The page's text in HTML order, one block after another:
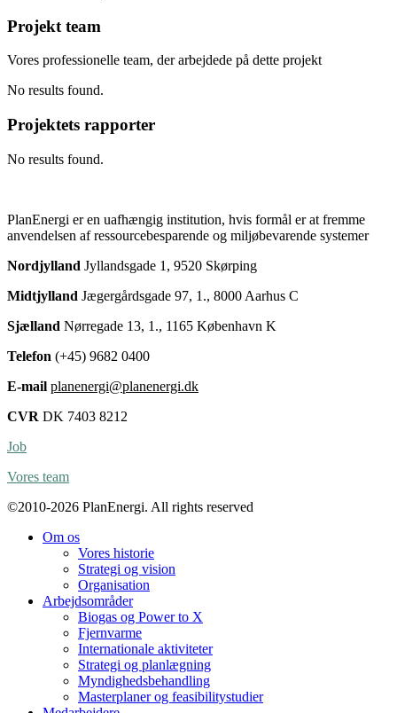
Projekt team
Vores professionelle team, der arbejdede på dette projekt
No results found.
Projektets rapporter
No results found.
PlanEnergi er en uafhængig institution, hvis formål er at fremme
anvendelsen af ressourcebesparende og miljøbevarende systemer
Nordjylland Jyllandsgade 1, 9520 Skørping
Midtjylland Jægergårdsgade 97, 1., 8000 Aarhus C
Sjælland Nørregade 13, 1., 1165 København K
Telefon (+45) 9682 0400
E-mail planenergi@planenergi.dk
CVR DK 7403 8212
Job
Vores team
©2010-2026 PlanEnergi. All rights reserved
Om os
Vores historie
Strategi og vision
Organisation
Arbejdsområder
Biogas og Power to X
Fjernvarme
Internationale aktiviteter
Strategi og planlægning
Myndighedsbehandling
Masterplaner og feasibilitystudier